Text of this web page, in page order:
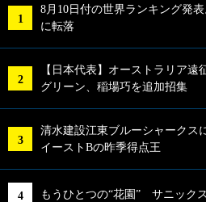
8月10日付の世界ランキング発
に転落
【日本代表】オーストラリア遠
グリーン、稲場巧を追加招集
清水建設江東ブルーシャークス
イーストBの昨季得点王
もうひとつの“花園” サニック